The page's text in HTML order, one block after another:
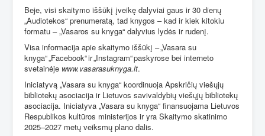
Beje, visi skaitymo iššūkį įveikę dalyviai gaus ir 30 dienų
„Audiotekos“ prenumeratą, tad knygos – kad ir kiek kitokiu
formatu – „Vasaros su knyga“ dalyvius lydės ir rudenį.
Visa informacija apie skaitymo iššūkį – „Vasara su
knyga“ „Facebook“ ir „Instagram“ paskyrose bei interneto
svetainėje www.vasarasuknyga.lt.
Iniciatyvą „Vasara su knyga“ koordinuoja Apskričių viešųjų
bibliotekų asociacija ir Lietuvos savivaldybių viešųjų bibliotekų
asociacija. Iniciatyva „Vasara su knyga“ finansuojama Lietuvos
Respublikos kultūros ministerijos ir yra Skaitymo skatinimo
2025–2027 metų veiksmų plano dalis.